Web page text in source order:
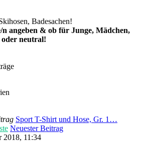
Badesachen!
n angeben & ob für Junge, Mädchen,
neutral!
Sport T-Shirt und Hose, Gr. 1…
Neuester Beitrag
2018, 11:34